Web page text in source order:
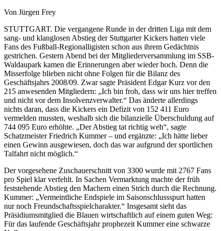
Von Jürgen Frey
STUTTGART. Die vergangene Runde in der dritten Liga mit dem
sang- und klanglosen Abstieg der Stuttgarter Kickers hatten viele
Fans des Fußball-Regionalligisten schon aus ihrem Gedächtnis
gestrichen. Gestern Abend bei der Mitgliederversammlung im SSB-
Waldaupark kamen die Erinnerungen aber wieder hoch. Denn die
Misserfolge blieben nicht ohne Folgen für die Bilanz des
Geschäftsjahrs 2008/09. Zwar sagte Präsident Edgar Kurz vor den
215 anwesenden Mitgliedern: „Ich bin froh, dass wir uns hier treffen
und nicht vor dem Insolvenzverwalter.“ Das änderte allerdings
nichts daran, dass die Kickers ein Defizit von 152 411 Euro
vermelden mussten, weshalb sich die bilanzielle Überschuldung auf
744 095 Euro erhöhte. „Der Abstieg tat richtig weh“, sagte
Schatzmeister Friedrich Kummer – und ergänzte: „Ich hätte lieber
einen Gewinn ausgewiesen, doch das war aufgrund der sportlichen
Talfahrt nicht möglich.“
Der vorgesehene Zuschauerschnitt von 3300 wurde mit 2767 Fans
pro Spiel klar verfehlt. In Sachen Vermarktung machte der früh
feststehende Abstieg den Machern einen Strich durch die Rechnung.
Kummer: „Vermeintliche Endspiele im Saisonschlussspurt hatten
nur noch Freundschaftsspielcharakter.“ Insgesamt sieht das
Präsidiumsmitglied die Blauen wirtschaftlich auf einem guten Weg:
Für das laufende Geschäftsjahr prophezeit Kummer eine schwarze